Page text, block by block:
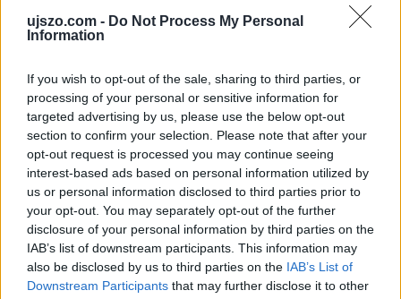
ujszo.com - Do Not Process My Personal
Information
If you wish to opt-out of the sale, sharing to third parties, or
processing of your personal or sensitive information for
targeted advertising by us, please use the below opt-out
section to confirm your selection. Please note that after your
opt-out request is processed you may continue seeing
interest-based ads based on personal information utilized by
us or personal information disclosed to third parties prior to
your opt-out. You may separately opt-out of the further
disclosure of your personal information by third parties on the
IAB’s list of downstream participants. This information may
also be disclosed by us to third parties on the IAB’s List of
Downstream Participants that may further disclose it to other
HAZA ÉS NAGYVILÁG
Megszerezhető az autópálya mellett kivágott
Az oroszlánt egy régi ismerőse keresheti
meg váratlanul
LEGFRISSEBB GALÉRIÁK